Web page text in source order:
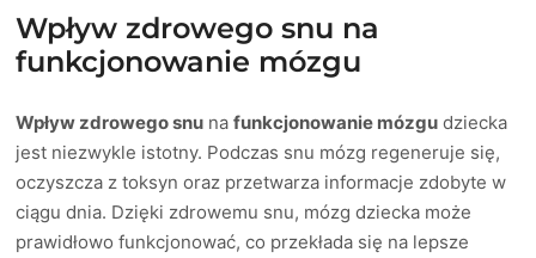
Wpływ zdrowego snu na
funkcjonowanie mózgu
Wpływ zdrowego snu nafunkcjonowanie mózgu dziecka
jest niezwykle istotny. Podczas snu mózg regeneruje się,
oczyszcza z toksyn oraz przetwarza informacje zdobyte w
ciągu dnia. Dzięki zdrowemu snu, mózg dziecka może
prawidłowo funkcjonować, co przekłada się na lepsze